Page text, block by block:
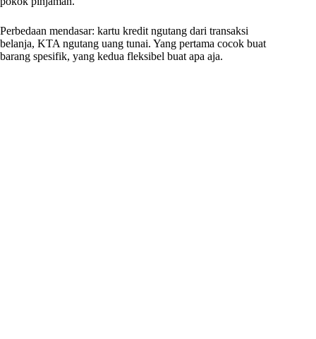
Perbedaan mendasar: kartu kredit ngutang dari transaksi
belanja, KTA ngutang uang tunai. Yang pertama cocok buat
barang spesifik, yang kedua fleksibel buat apa aja.